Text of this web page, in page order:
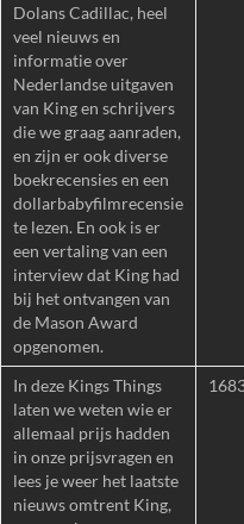
Dolans Cadillac, heel
veel nieuws en
informatie over
Nederlandse uitgaven
van King en schrijvers
die we graag aanraden,
en zijn er ook diverse
boekrecensies en een
dollarbabyfilmrecensie
te lezen. En ook is er
een vertaling van een
interview dat King had
bij het ontvangen van
de Mason Award
opgenomen.
In deze Kings Things
laten we weten wie er
allemaal prijs hadden
in onze prijsvragen en
lees je weer het laatste
nieuws omtrent King,